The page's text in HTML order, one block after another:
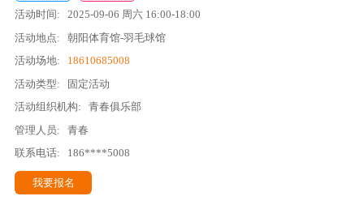
活动时间: 2025-09-06 周六 16:00-18:00
活动地点:
朝阳体育馆-羽毛球馆
活动场地:
18610685008
活动类型:
固定活动
活动组织机构:
青春俱乐部
管理人员:
青春
联系电话:
186****5008
我要报名